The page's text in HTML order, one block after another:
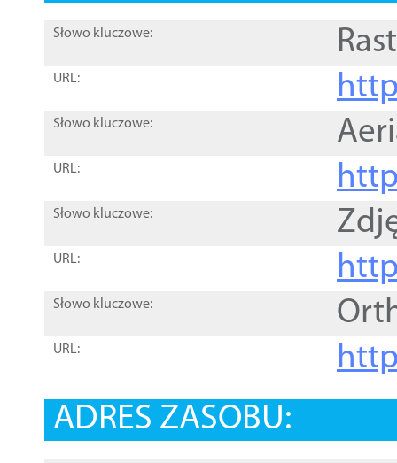
Słowo kluczowe:
URL:
Słowo kluczowe:
URL:
Słowo kluczowe:
URL:
Słowo kluczowe:
URL:
ADRES ZASOBU: